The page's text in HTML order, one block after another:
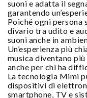
suoni e adatta il
garantendo
Poiché ogni persona
divario tra udito e
suoni anche in
Un’esperienza più
musica diventano
anche per chi ha
La tecnologia Mimi
dispositivi di
smartphone, TV e